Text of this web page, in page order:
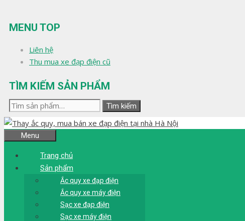
đến
nội
MENU TOP
Liên hệ
Thu mua xe đạp điện cũ
TÌM KIẾM SẢN PHẨM
Tìm
kiếm:
Tìm kiếm
Menu
Trang chủ
Sản phẩm
Ắc quy xe đạp điện
Ắc quy xe máy điện
Sạc xe đạp điện
Sạc xe máy điện